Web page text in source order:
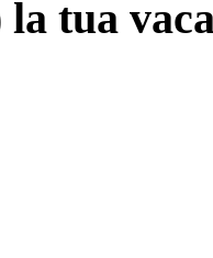
la tua